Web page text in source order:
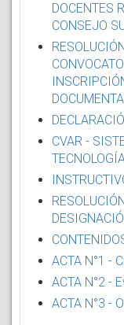
DOCENTES
CONSEJO
CVAR -
ACTA N°1 -
ACTA N°2 -
ACTA N°3 -